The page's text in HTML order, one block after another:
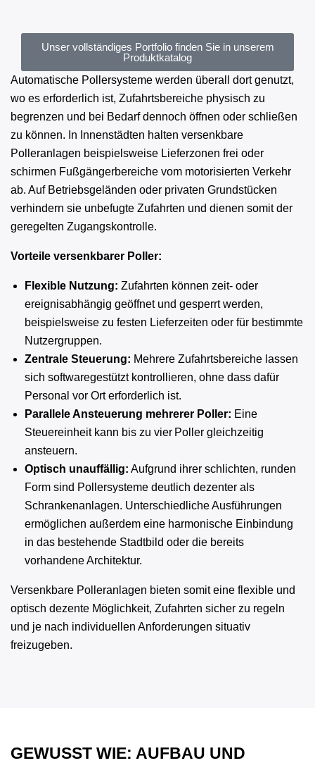
Unser vollständiges Portfolio finden Sie in unserem
Produktkatalog​
Automatische Pollersysteme werden überall dort genutzt,
wo es erforderlich ist, Zufahrtsbereiche physisch zu
begrenzen und bei Bedarf dennoch öffnen oder schließen
zu können. In Innenstädten halten versenkbare
Polleranlagen beispielsweise Lieferzonen frei oder
schirmen Fußgängerbereiche vom motorisierten Verkehr
ab. Auf Betriebsgeländen oder privaten Grundstücken
verhindern sie unbefugte Zufahrten und dienen somit der
geregelten Zugangskontrolle.
Vorteile versenkbarer Poller:
Flexible Nutzung: Zufahrten können zeit‑ oder
ereignisabhängig geöffnet und gesperrt werden,
beispielsweise zu festen Lieferzeiten oder für bestimmte
Nutzergruppen.
Zentrale Steuerung: Mehrere Zufahrtsbereiche lassen
sich softwaregestützt kontrollieren, ohne dass dafür
Personal vor Ort erforderlich ist.
Parallele Ansteuerung mehrerer Poller: Eine
Steuereinheit kann bis zu vier Poller gleichzeitig
ansteuern.
Optisch unauffällig: Aufgrund ihrer schlichten, runden
Form sind Pollersysteme deutlich dezenter als
Schrankenanlagen. Unterschiedliche Ausführungen
ermöglichen außerdem eine harmonische Einbindung
in das bestehende Stadtbild oder die bereits
vorhandene Architektur.
Versenkbare Polleranlagen bieten somit eine flexible und
optisch dezente Möglichkeit, Zufahrten sicher zu regeln
und je nach individuellen Anforderungen situativ
freizugeben.
GEWUSST WIE: AUFBAU UND